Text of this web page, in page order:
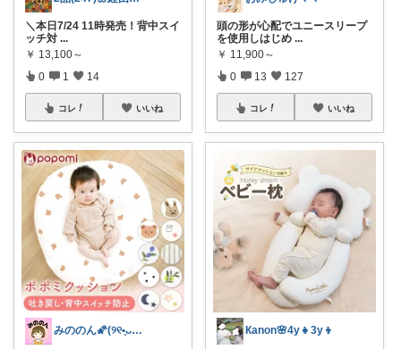
＼本日7/24 11時発売！背中スイ
ッチ対 ...
￥ 13,100～
0 1 14
コレ いいね
みののん🌠(୨୧•͈ᴗ•͈)感謝♡
頭の形が心配でユニースリープ
を使用しはじめ ...
￥ 11,900～
0 13 127
コレ いいね
Кanon🌸4y👧3y👦